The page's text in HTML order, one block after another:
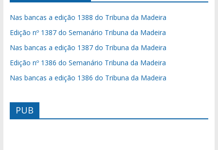
Nas bancas a edição 1388 do Tribuna da Madeira
Edição nº 1387 do Semanário Tribuna da Madeira
Nas bancas a edição 1387 do Tribuna da Madeira
Edição nº 1386 do Semanário Tribuna da Madeira
Nas bancas a edição 1386 do Tribuna da Madeira
PUB